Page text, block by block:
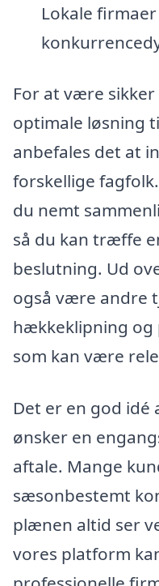
Lokale
For at være
optimale løsning
anbefales det at
forskellige
du nemt
så du kan træffe
beslutning. Ud
også være andre
hækkeklipning og
som kan være
Det er en god idé
ønsker en
aftale. Mange
sæsonbestemt
plænen altid ser
vores platform